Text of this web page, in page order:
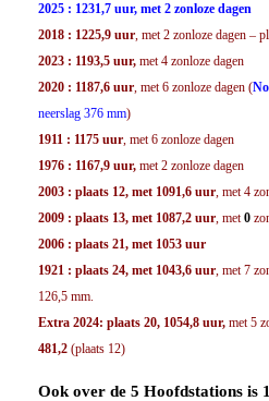
2025 : 1231,7 uur, met 2 zonloze dagen
2018 : 1225,9 uur, met 2 zonloze dagen –
2023 : 1193,5 uur, met 4 zonloze dagen
2020 : 1187,6 uur, met 6 zonloze dagen (
neerslag 376 mm)
1911 : 1175 uur, met 6 zonloze dagen
1976 : 1167,9 uur, met 2 zonloze dagen
2003 : plaats 12, met 1091,6 uur, met 4
2009 : plaats 13, met 1087,2 uur, met0
2006 : plaats 21, met 1053 uur
1921 : plaats 24, met 1043,6 uur, met 7
126,5 mm.
Extra 2024: plaats 20, 1054,8 uur, met 5
481,2 (plaats 12)
Ook over de 5 Hoofdstations is